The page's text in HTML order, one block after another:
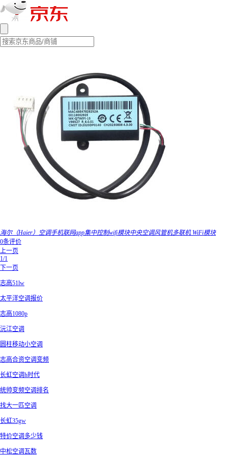
海尔（Haier）空调手机联网app集中控制wifi模块中央空调风管机多联机 WiFi模块
0条评价
上一页
1/1
下一页
志高51lw
太平洋空调报价
志高1080p
沅江空调
圆柱移动小空调
志高合资空调变频
长虹空调h时代
统帅变频空调排名
找大一匹空调
长虹35gw
特价空调多少钱
中松空调瓦数